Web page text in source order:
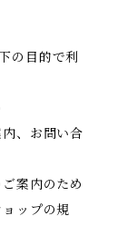
の目的で利
、お問い合
案内のため
ップの規